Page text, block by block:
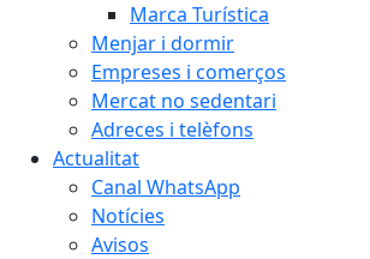
Marca Turística
Menjar i dormir
Empreses i comerços
Mercat no sedentari
Adreces i telèfons
Actualitat
Canal WhatsApp
Notícies
Avisos